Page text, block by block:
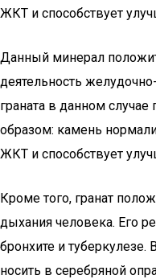
ЖКТ и способствует
Данный минерал
деятельность
граната в данном
образом: камень
ЖКТ и способствует
Кроме того, гранат
дыхания человека. Его
бронхите и туберкулезе.
носить в серебряной